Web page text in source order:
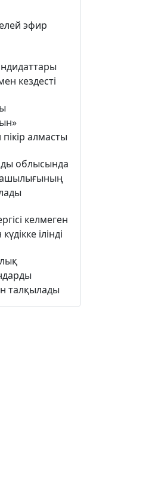
эфир
кездесті
алмасты
облысында
келмеген
ілінді
талқылады